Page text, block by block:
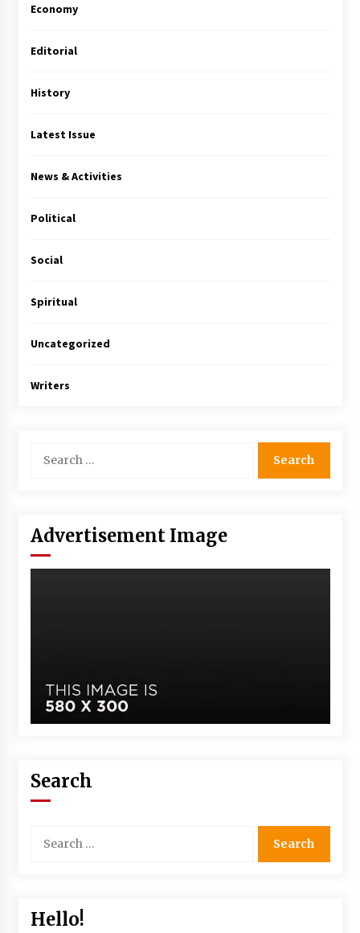
Economy
Editorial
History
Latest Issue
News & Activities
Political
Social
Spiritual
Uncategorized
Writers
Advertisement Image
Search
Hello!